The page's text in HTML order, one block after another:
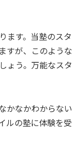
ます。当塾のスタ
すが、このような
ょう。万能なスタ
かなかわからない
ルの塾に体験を受